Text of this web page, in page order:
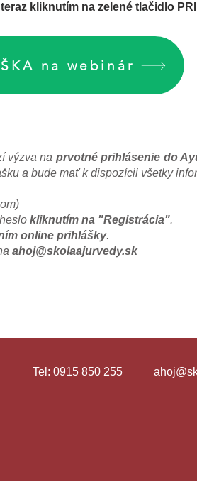
kliknutím na zelené tlačidlo
na webinár
výzva na prvotné prihlásenie do
a bude mať k dispozícii všetky
kliknutím na "Registrácia".
online prihlášky.
ahoj@skolaajurvedy.sk
Tel: 0915 850 255